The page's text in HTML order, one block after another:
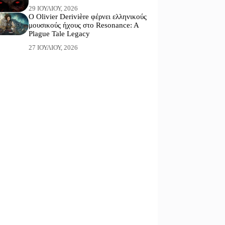
29 ΙΟΥΛΊΟΥ, 2026
Ο Olivier Derivière φέρνει ελληνικούς
μουσικούς ήχους στο Resonance: A
Plague Tale Legacy
27 ΙΟΥΛΊΟΥ, 2026